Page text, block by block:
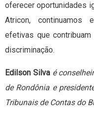
oferecer oportunidades
Atricon, continuamos
efetivas que
discriminação.
Edilson Silva é
de Rondônia e
Tribunais de Contas do